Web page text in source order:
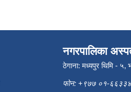
नगरपालिका
ठेगाना: मध्यपुर थिमि - ५,
फोन: +९७७ ०१-